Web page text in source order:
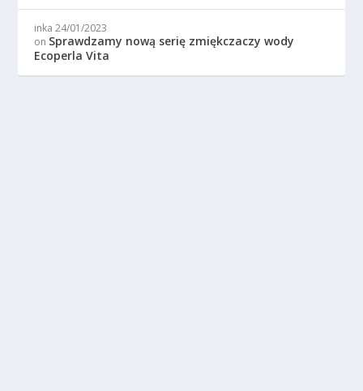
inka 24/01/2023
on Sprawdzamy nową serię zmiękczaczy wody
Ecoperla Vita